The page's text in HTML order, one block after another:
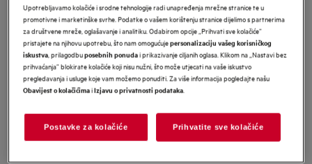
LF5Z49BE
AEG 5000 Series perilica rublja
kapaciteta 9 kg i 1400 okretaja
Informacijski list proizvoda
Upotrebljavamo kolačiće i srodne tehnologije radi unapređenja mrežne stranice te u
promotivne i marketinške svrhe. Podatke o vašem korištenju stranice dijelimo s partnerima
za društvene mreže, oglašavanje i analitiku. Odabirom opcije „Prihvati sve kolačiće”
pristajete na njihovu upotrebu, što nam omogućujepersonalizaciju vašeg korisničkog
iskustva, prilagodbuposebnih ponudai prikazivanje ciljanih oglasa. Klikom na „Nastavi bez
prihvaćanja” blokirate kolačiće koji nisu nužni, što može utjecati na vaše iskustvo
pregledavanja i usluge koje vam možemo ponuditi. Za više informacija pogledajte našu
Obavijest o kolačićimaiIzjavu o privatnosti podataka.
Postavke za kolačiće Prihvatite sve kolačiće